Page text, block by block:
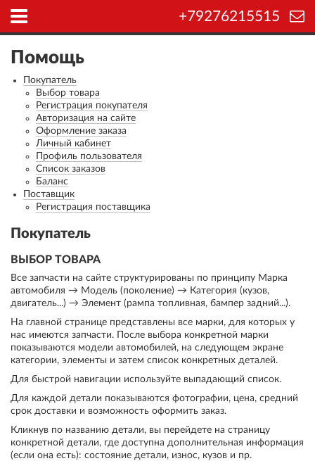
+79276215515
Помощь
Покупатель
Выбор товара
Регистрация покупателя
Авторизация на сайте
Оформление заказа
Личный кабинет
Профиль пользователя
Список заказов
Баланс
Поставщик
Регистрация поставщика
Покупатель
ВЫБОР ТОВАРА
Все запчасти на сайте структурированы по принципу Марка
автомобиля → Модель (поколение) → Категория (кузов,
двигатель...) → Элемент (рампа топливная, бампер задний...).
На главной странице представлены все марки, для которых у
нас имеются запчасти. После выбора конкретной марки
показываются модели автомобилей, на следующем экране
категории, элементы и затем список конкретных деталей.
Для быстрой навигации используйте выпадающий список.
Для каждой детали показываются фотографии, цена, средний
срок доставки и возможность оформить заказ.
Кликнув по названию детали, вы перейдете на страницу
конкретной детали, где доступна дополнительная информация
(если она есть): состояние детали, износ, кузов и пр.